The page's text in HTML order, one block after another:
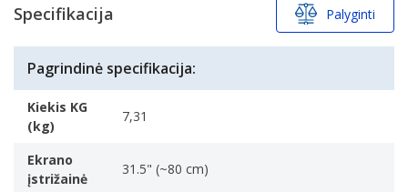
Specifikacija Palyginti
Pagrindinė specifikacija:
Kiekis KG
(kg)
7,31
Ekrano
įstrižainė
31.5" (~80 cm)